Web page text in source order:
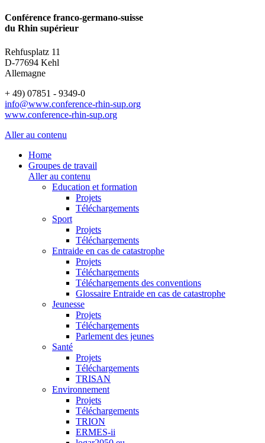
Conférence franco-germano-suisse
du Rhin supérieur
Rehfusplatz 11
D-77694 Kehl
Allemagne
+ 49) 07851 - 9349-0
info@www.conference-rhin-sup.org
www.conference-rhin-sup.org
Aller au contenu
Home
Groupes de travail
Aller au contenu
Education et formation
Projets
Téléchargements
Sport
Projets
Téléchargements
Entraide en cas de catastrophe
Projets
Téléchargements
Téléchargements des conventions
Glossaire Entraide en cas de catastrophe
Jeunesse
Projets
Téléchargements
Parlement des jeunes
Santé
Projets
Téléchargements
TRISAN
Environnement
Projets
Téléchargements
TRION
ERMES-ii